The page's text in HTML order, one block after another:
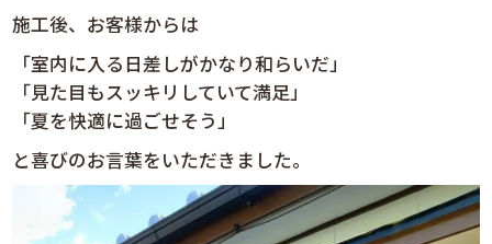
施工後、お客様からは
「室内に入る日差しがかなり和らいだ」
「見た目もスッキリしていて満足」
「夏を快適に過ごせそう」
と喜びのお言葉をいただきました。